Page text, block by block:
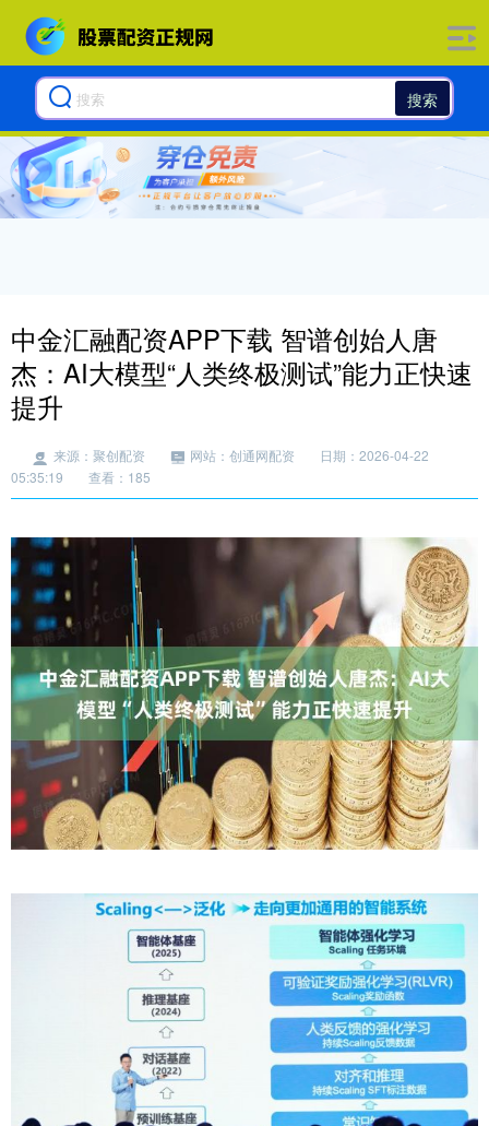
搜索
中金汇融配资APP下载 智谱创始人唐
杰：AI大模型“人类终极测试”能力正快速
提升
来源：聚创配资 网站：创通网配资
日期：2026-04-22
05:35:19
查看：185